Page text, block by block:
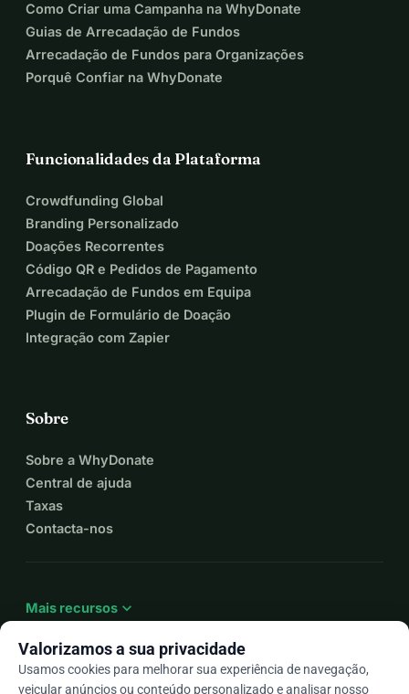
Como Criar uma Campanha na WhyDonate
Guias de Arrecadação de Fundos
Arrecadação de Fundos para Organizações
Porquê Confiar na WhyDonate
Funcionalidades da Plataforma
Crowdfunding Global
Branding Personalizado
Doações Recorrentes
Código QR e Pedidos de Pagamento
Arrecadação de Fundos em Equipa
Plugin de Formulário de Doação
Integração com Zapier
Sobre
Sobre a WhyDonate
Central de ajuda
Taxas
Contacta-nos
Mais recursos expand_more
Valorizamos a sua privacidade
Usamos cookies para melhorar sua experiência de navegação,
veicular anúncios ou conteúdo personalizado e analisar nosso